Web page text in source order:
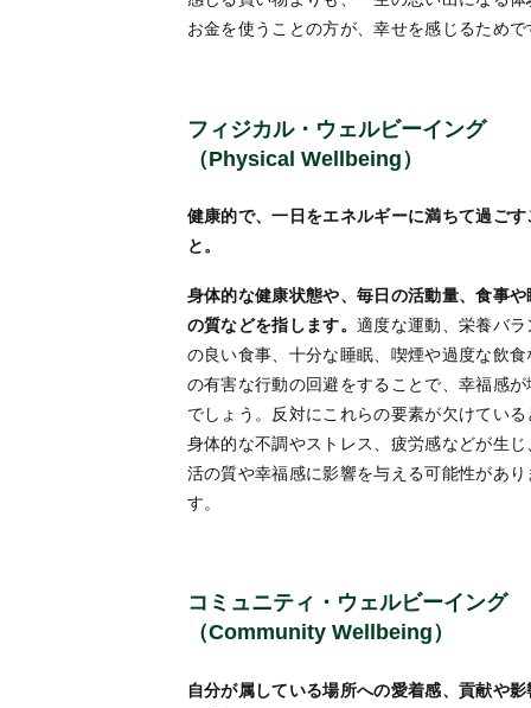
お金を使うことの方が、幸せを感じるためで
フィジカル・ウェルビーイング
（Physical Wellbeing）
健康的で、一日をエネルギーに満ちて過ごす
と。
身体的な健康状態や、毎日の活動量、食事や
の質などを指します。 適度な運動、栄養バラ
の良い食事、十分な睡眠、喫煙や過度な飲食
の有害な行動の回避をすることで、幸福感が
でしょう。反対にこれらの要素が欠けている
身体的な不調やストレス、疲労感などが生じ
活の質や幸福感に影響を与える可能性があり
す。
コミュニティ・ウェルビーイング
（Community Wellbeing）
自分が属している場所への愛着感、貢献や影